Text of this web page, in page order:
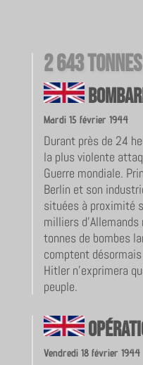
2 643
Mardi 15 février 1944
Durant près de 24
la plus violente
Guerre mondiale.
Berlin et son
situées à proximité
milliers
tonnes de bombes
comptent
Hitler n’exprimera
peuple.
Vendredi 18 février 1944